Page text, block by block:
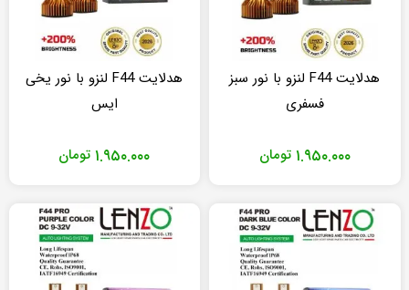
هدلایت F44 لنزو با نور سبز
فسفری
تومان ۱.۹۵۰.۰۰۰
هدلایت F44 لنزو با نور یخی
ایس
تومان ۱.۹۵۰.۰۰۰